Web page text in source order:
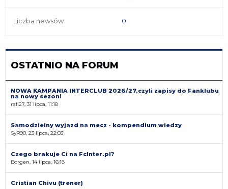
Liczba newsów 0
OSTATNIO NA FORUM
NOWA KAMPANIA INTERCLUB 2026/27,czyli zapisy do Fanklubu
na nowy sezon!
rafi27, 31 lipca, 11:18
Samodzielny wyjazd na mecz - kompendium wiedzy
SyR90, 23 lipca, 22:03
Czego brakuje Ci na FcInter.pl?
Borgen, 14 lipca, 16:18
Cristian Chivu (trener)